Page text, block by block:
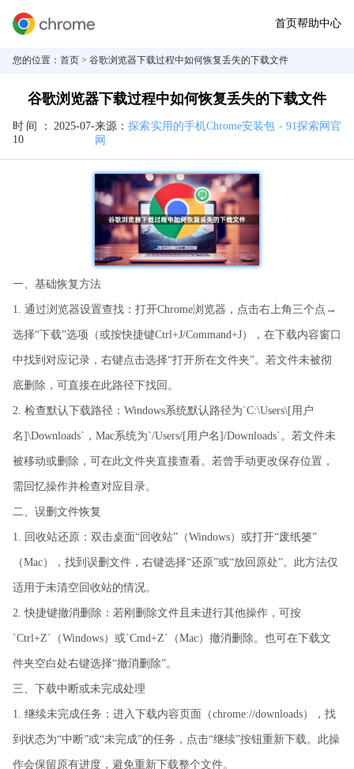
首页帮助中心
您的位置： 首页 > 谷歌浏览器下载过程中如何恢复丢失的下载文件
谷歌浏览器下载过程中如何恢复丢失的下载文件
时间： 2025-07-
10
来源：探索实用的手机Chrome安装包 - 91探索网官
网
一、基础恢复方法
1. 通过浏览器设置查找：打开Chrome浏览器，点击右上角三个点→
选择“下载”选项（或按快捷键Ctrl+J/Command+J），在下载内容窗口
中找到对应记录，右键点击选择“打开所在文件夹”。若文件未被彻
底删除，可直接在此路径下找回。
2. 检查默认下载路径：Windows系统默认路径为`C:\Users\[用户
名]\Downloads`，Mac系统为`/Users/[用户名]/Downloads`。若文件未
被移动或删除，可在此文件夹直接查看。若曾手动更改保存位置，
需回忆操作并检查对应目录。
二、误删文件恢复
1. 回收站还原：双击桌面“回收站”（Windows）或打开“废纸篓”
（Mac），找到误删文件，右键选择“还原”或“放回原处”。此方法仅
适用于未清空回收站的情况。
2. 快捷键撤消删除：若刚删除文件且未进行其他操作，可按
`Ctrl+Z`（Windows）或`Cmd+Z`（Mac）撤消删除。也可在下载文
件夹空白处右键选择“撤消删除”。
三、下载中断或未完成处理
1. 继续未完成任务：进入下载内容页面（chrome://downloads），找
到状态为“中断”或“未完成”的任务，点击“继续”按钮重新下载。此操
作会保留原有进度，避免重新下载整个文件。